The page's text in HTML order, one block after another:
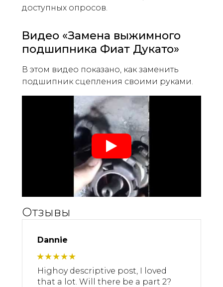
доступных опросов.
Видео «Замена выжимного
подшипника Фиат Дукато»
В этом видео показано, как заменить
подшипник сцепления своими руками.
Отзывы
Dannie
Highoy descriptive post, I loved
that a lot. Will there be a part 2?